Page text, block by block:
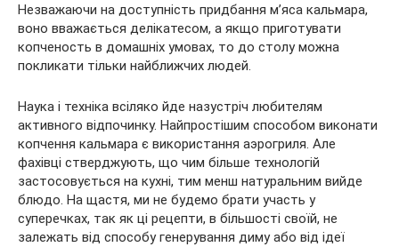
Незважаючи на доступність придбання м’яса кальмара,
воно вважається делікатесом, а якщо приготувати
копченость в домашніх умовах, то до столу можна
покликати тільки найближчих людей.
Наука і техніка всіляко йде назустріч любителям
активного відпочинку. Найпростішим способом виконати
копчення кальмара є використання аэрогриля. Але
фахівці стверджують, що чим більше технологій
застосовується на кухні, тим менш натуральним вийде
блюдо. На щастя, ми не будемо брати участь у
суперечках, так як ці рецепти, в більшості своїй, не
залежать від способу генерування диму або від ідеї